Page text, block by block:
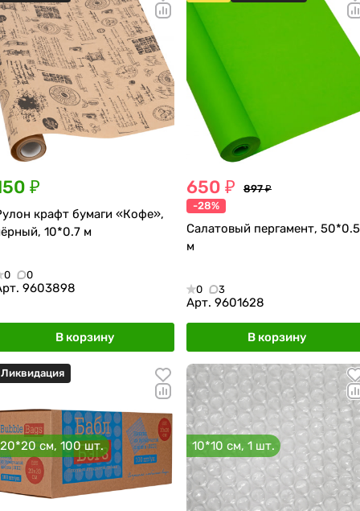
₽
крафт бумаги «Кофе»,
10*0.7 м
0 0
9603898
В корзину
650 ₽
897 ₽
-28%
Салатовый пергамент, 50*0.5
м
0 3
Арт. 9601628
В корзину
Ликвидация
20*20 см, 100 шт. 10*10 см, 1 шт.